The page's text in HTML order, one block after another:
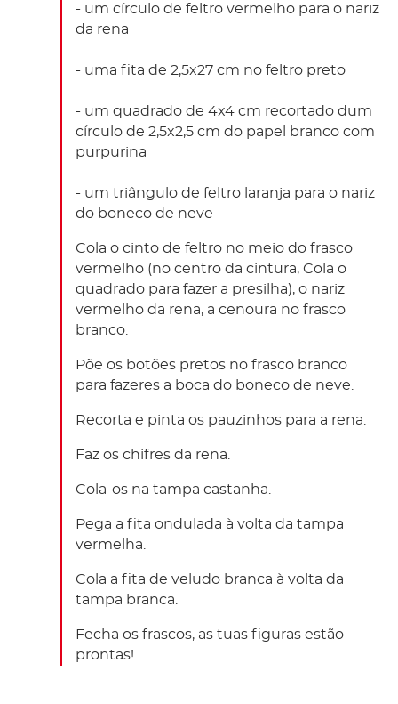
- um círculo de feltro vermelho para o nariz
da rena
- uma fita de 2,5x27 cm no feltro preto
- um quadrado de 4x4 cm recortado dum
círculo de 2,5x2,5 cm do papel branco com
purpurina
- um triângulo de feltro laranja para o nariz
do boneco de neve
Cola o cinto de feltro no meio do frasco
vermelho (no centro da cintura, Cola o
quadrado para fazer a presilha), o nariz
vermelho da rena, a cenoura no frasco
branco.
Põe os botões pretos no frasco branco
para fazeres a boca do boneco de neve.
Recorta e pinta os pauzinhos para a rena.
Faz os chifres da rena.
Cola-os na tampa castanha.
Pega a fita ondulada à volta da tampa
vermelha.
Cola a fita de veludo branca à volta da
tampa branca.
Fecha os frascos, as tuas figuras estão
prontas!